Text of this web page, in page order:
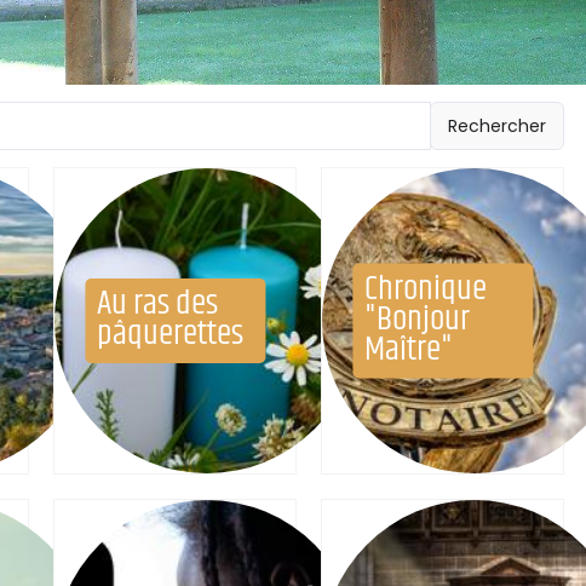
Rechercher
Au ras des
pâquerettes
Chronique
"Bonjour
Maître"